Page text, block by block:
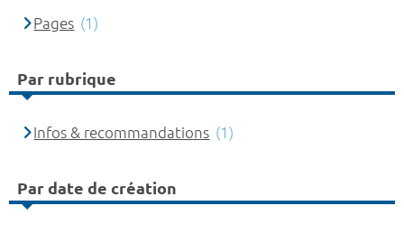
Pages (1)
Par rubrique
Infos & recommandations (1)
Par date de création